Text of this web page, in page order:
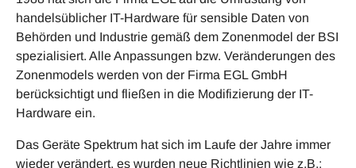
handelsüblicher IT-Hardware für sensible Daten von
Behörden und Industrie gemäß dem Zonenmodel der BSI
spezialisiert. Alle Anpassungen bzw. Veränderungen des
Zonenmodels werden von der Firma EGL GmbH
berücksichtigt und fließen in die Modifizierung der IT-
Hardware ein.
Das Geräte Spektrum hat sich im Laufe der Jahre immer
wieder verändert, es wurden neue Richtlinien wie z.B.: